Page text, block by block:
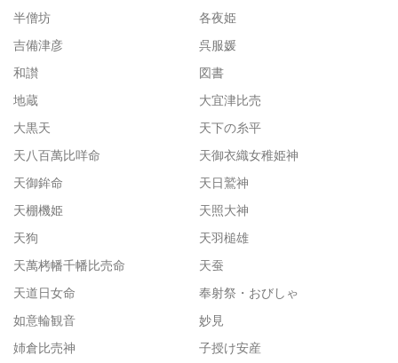
半僧坊
各夜姫
吉備津彦
呉服媛
和讃
図書
地蔵
大宜津比売
大黒天
天下の糸平
天八百萬比咩命
天御衣織女稚姫神
天御鉾命
天日鷲神
天棚機姫
天照大神
天狗
天羽槌雄
天萬栲幡千幡比売命
天蚕
天道日女命
奉射祭・おびしゃ
如意輪観音
妙見
姉倉比売神
子授け安産